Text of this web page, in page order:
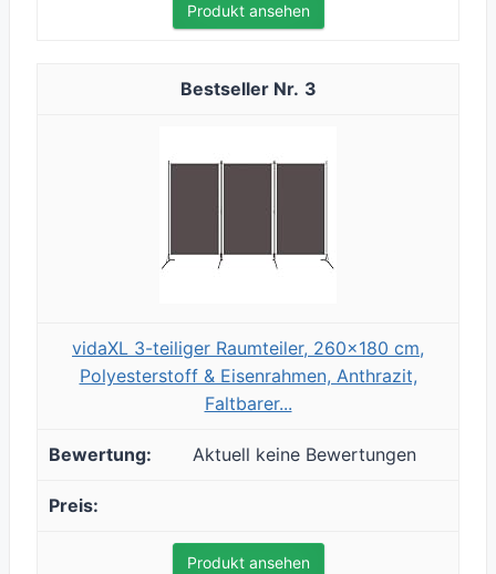
Produkt ansehen
3
vidaXL 3-teiliger Raumteiler, 260x180 cm,
Polyesterstoff & Eisenrahmen, Anthrazit,
Faltbarer...
Aktuell keine Bewertungen
Produkt ansehen